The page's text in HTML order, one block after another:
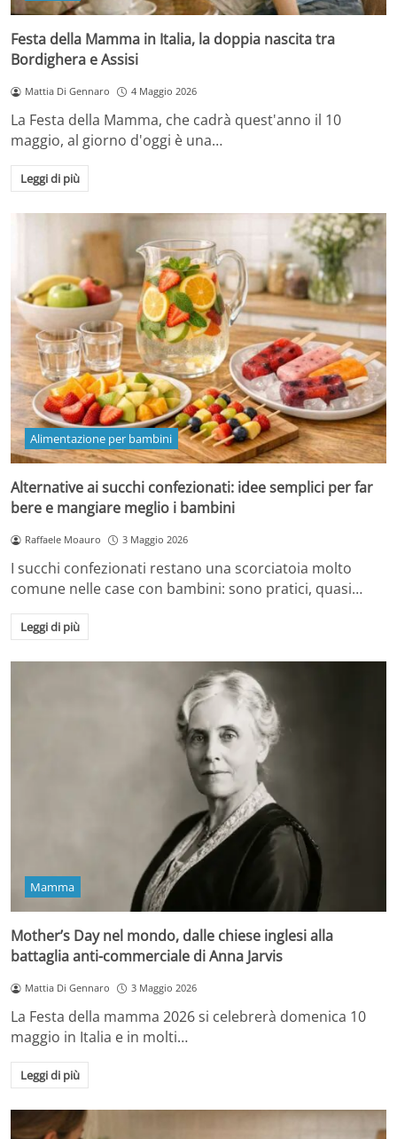
Festa della Mamma in Italia, la doppia nascita tra
Bordighera e Assisi
Mattia Di Gennaro 4 Maggio 2026
La Festa della Mamma, che cadrà quest'anno il 10
maggio, al giorno d'oggi è una…
Leggi di più
Alimentazione per bambini
Alternative ai succhi confezionati: idee semplici per far
bere e mangiare meglio i bambini
Raffaele Moauro 3 Maggio 2026
I succhi confezionati restano una scorciatoia molto
comune nelle case con bambini: sono pratici, quasi…
Leggi di più
Mamma
Mother’s Day nel mondo, dalle chiese inglesi alla
battaglia anti-commerciale di Anna Jarvis
Mattia Di Gennaro 3 Maggio 2026
La Festa della mamma 2026 si celebrerà domenica 10
maggio in Italia e in molti…
Leggi di più